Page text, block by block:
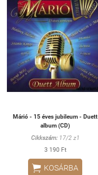
Márió - 15 éves jubileum - Duett
album (CD)
Cikkszám:17/2 z1
3 190 Ft
 KOSÁRBA